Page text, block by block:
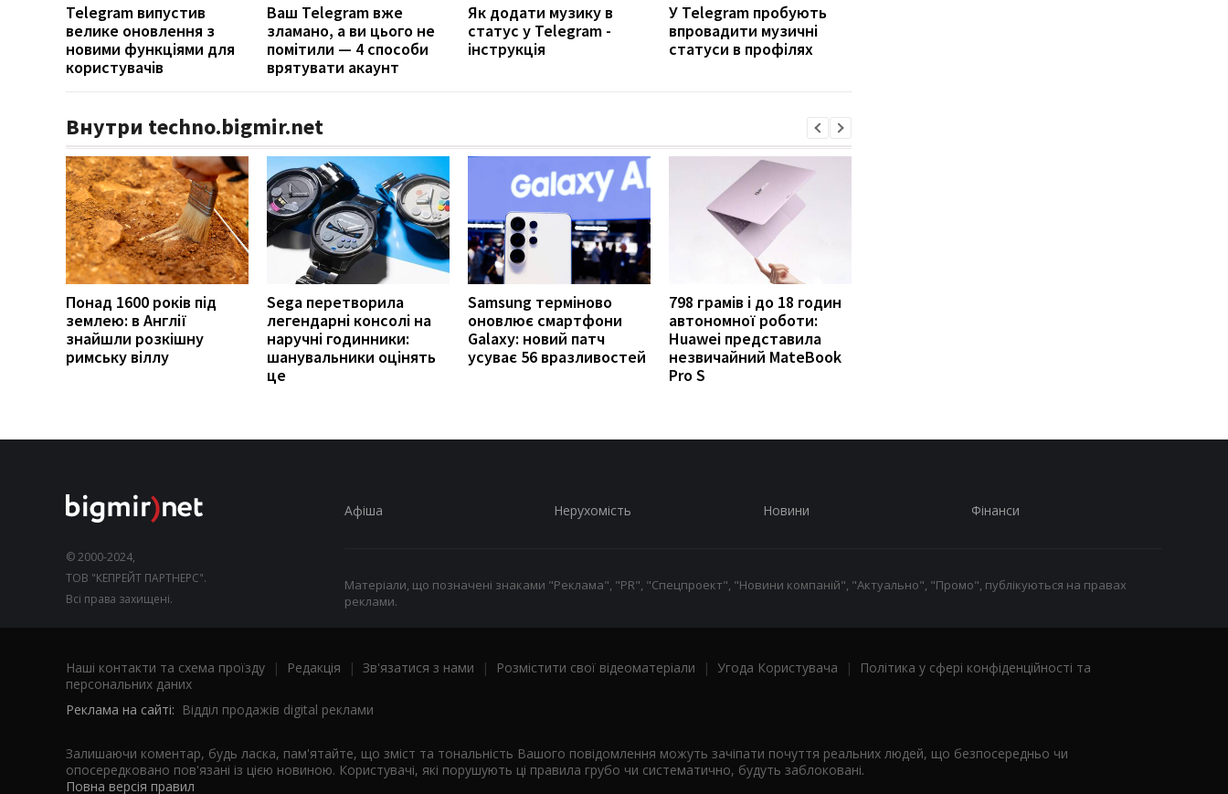
Telegram випустив
велике оновлення з
новими функціями для
користувачів
Ваш Telegram вже
зламано, а ви цього не
помітили — 4 способи
врятувати акаунт
Як додати музику в
статус у Telegram -
інструкція
У Telegram пробують
впровадити музичні
статуси в профілях
Внутри techno.bigmir.net
Понад 1600 років під
землею: в Англії
знайшли розкішну
римську віллу
Sega перетворила
легендарні консолі на
наручні годинники:
шанувальники оцінять
це
Samsung терміново
оновлює смартфони
Galaxy: новий патч
усуває 56 вразливостей
798 грамів і до 18 годин
автономної роботи:
Huawei представила
незвичайний MateBook
Pro S
© 2000-2024,
ТОВ "КЕПРЕЙТ ПАРТНЕРС".
Всі права захищені.
Афіша Нерухомість Новини Фінанси
Матеріали, що позначені знаками "Реклама", "PR", "Спецпроект", "Новини компаній", "Актуально", "Промо", публікуються на правах
реклами.
Наші контакти та схема проїзду | Редакція | Зв'язатися з нами | Розмістити свої відеоматеріали | Угода Користувача |
Політика у сфері конфіденційності та
персональних даних
Реклама на сайті: Відділ продажів digital реклами
Залишаючи коментар, будь ласка, пам'ятайте, що зміст та тональність Вашого повідомлення можуть зачіпати почуття реальних людей, що безпосередньо чи
опосередковано пов'язані із цією новиною. Користувачі, які порушують ці правила грубо чи систематично, будуть заблоковані.
Повна версія правил